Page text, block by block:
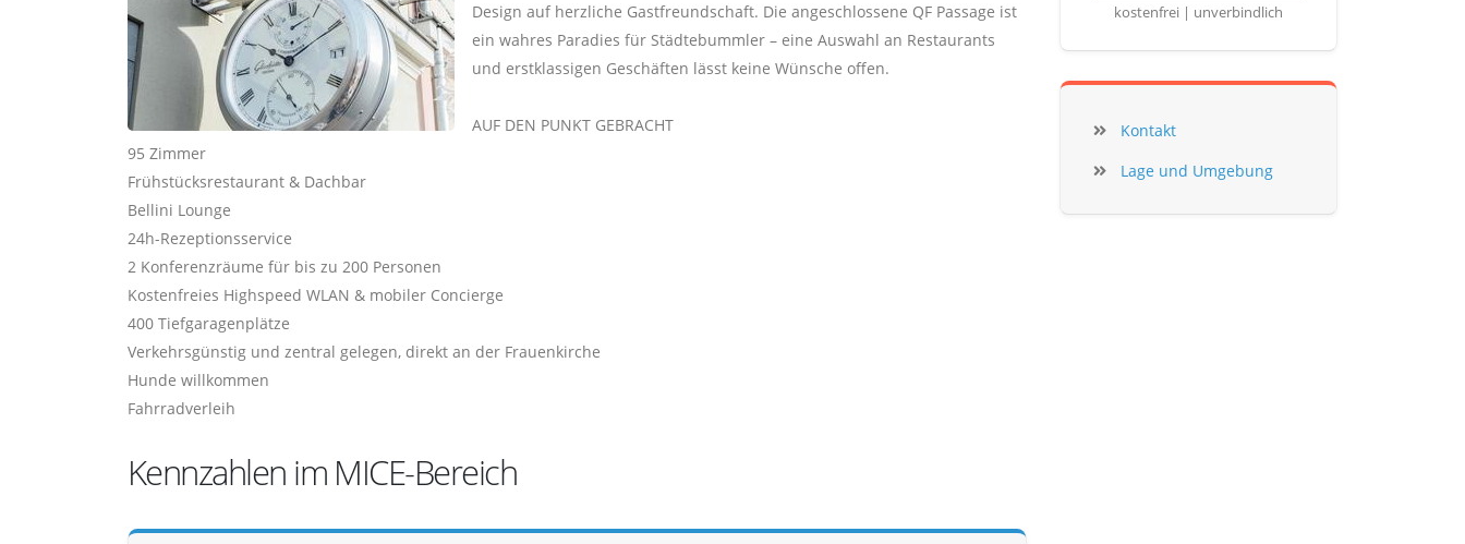
Design auf herzliche Gastfreundschaft. Die angeschlossene QF Passage ist
ein wahres Paradies für Städtebummler – eine Auswahl an Restaurants
und erstklassigen Geschäften lässt keine Wünsche offen.
AUF DEN PUNKT GEBRACHT
95 Zimmer
Frühstücksrestaurant & Dachbar
Bellini Lounge
24h-Rezeptionsservice
2 Konferenzräume für bis zu 200 Personen
Kostenfreies Highspeed WLAN & mobiler Concierge
400 Tiefgaragenplätze
Verkehrsgünstig und zentral gelegen, direkt an der Frauenkirche
Hunde willkommen
Fahrradverleih
Kennzahlen im MICE-Bereich
kostenfrei | unverbindlich
Kontakt
Lage und Umgebung